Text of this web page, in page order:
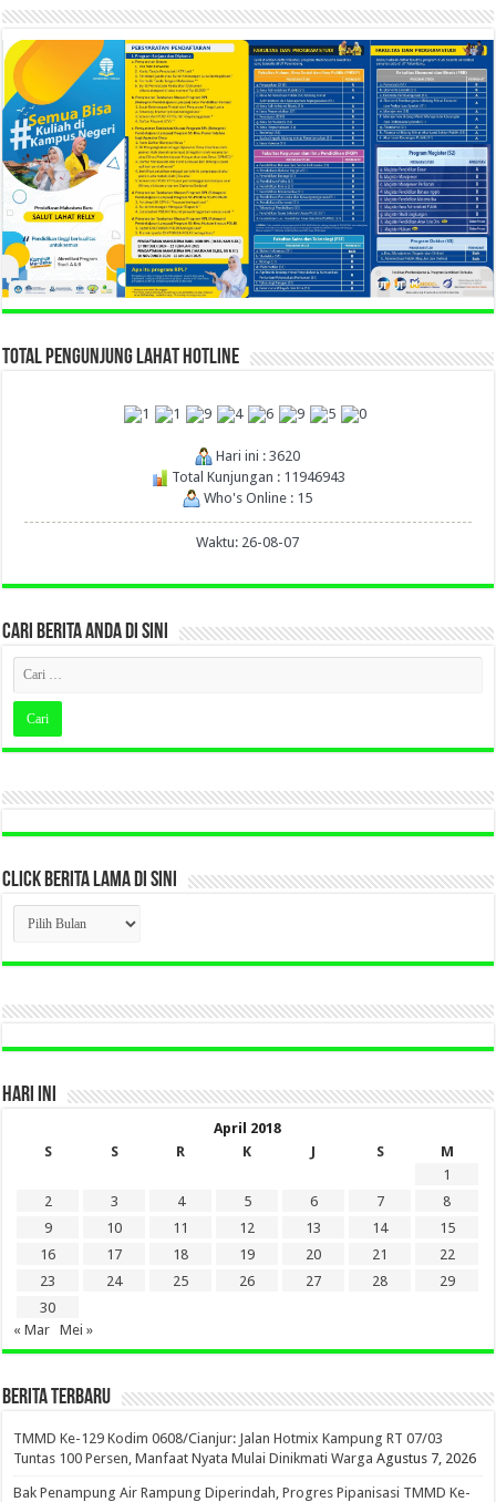
TOTAL PENGUNJUNG LAHAT HOTLINE
Hari ini : 3620
Total Kunjungan : 11946943
Who's Online : 15
Waktu: 26-08-07
CARI BERITA ANDA DI SINI
CLICK BERITA LAMA DI SINI
CLICK
BERITA
LAMA
DI
HARI INI
April 2018
S
S R K J S
M
1
2
3 4 5 6 7
8
9
10 11 12 13 14
15
16
17 18 19 20 21
22
23
24 25 26 27 28
29
30
« Mar
Mei »
BERITA TERBARU
TMMD Ke-129 Kodim 0608/Cianjur: Jalan Hotmix Kampung RT 07/03
Tuntas 100 Persen, Manfaat Nyata Mulai Dinikmati Warga Agustus 7, 2026
Bak Penampung Air Rampung Diperindah, Progres Pipanisasi TMMD Ke-